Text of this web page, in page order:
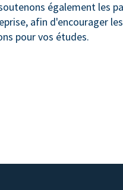
également les
afin d'encourager
pour vos études.